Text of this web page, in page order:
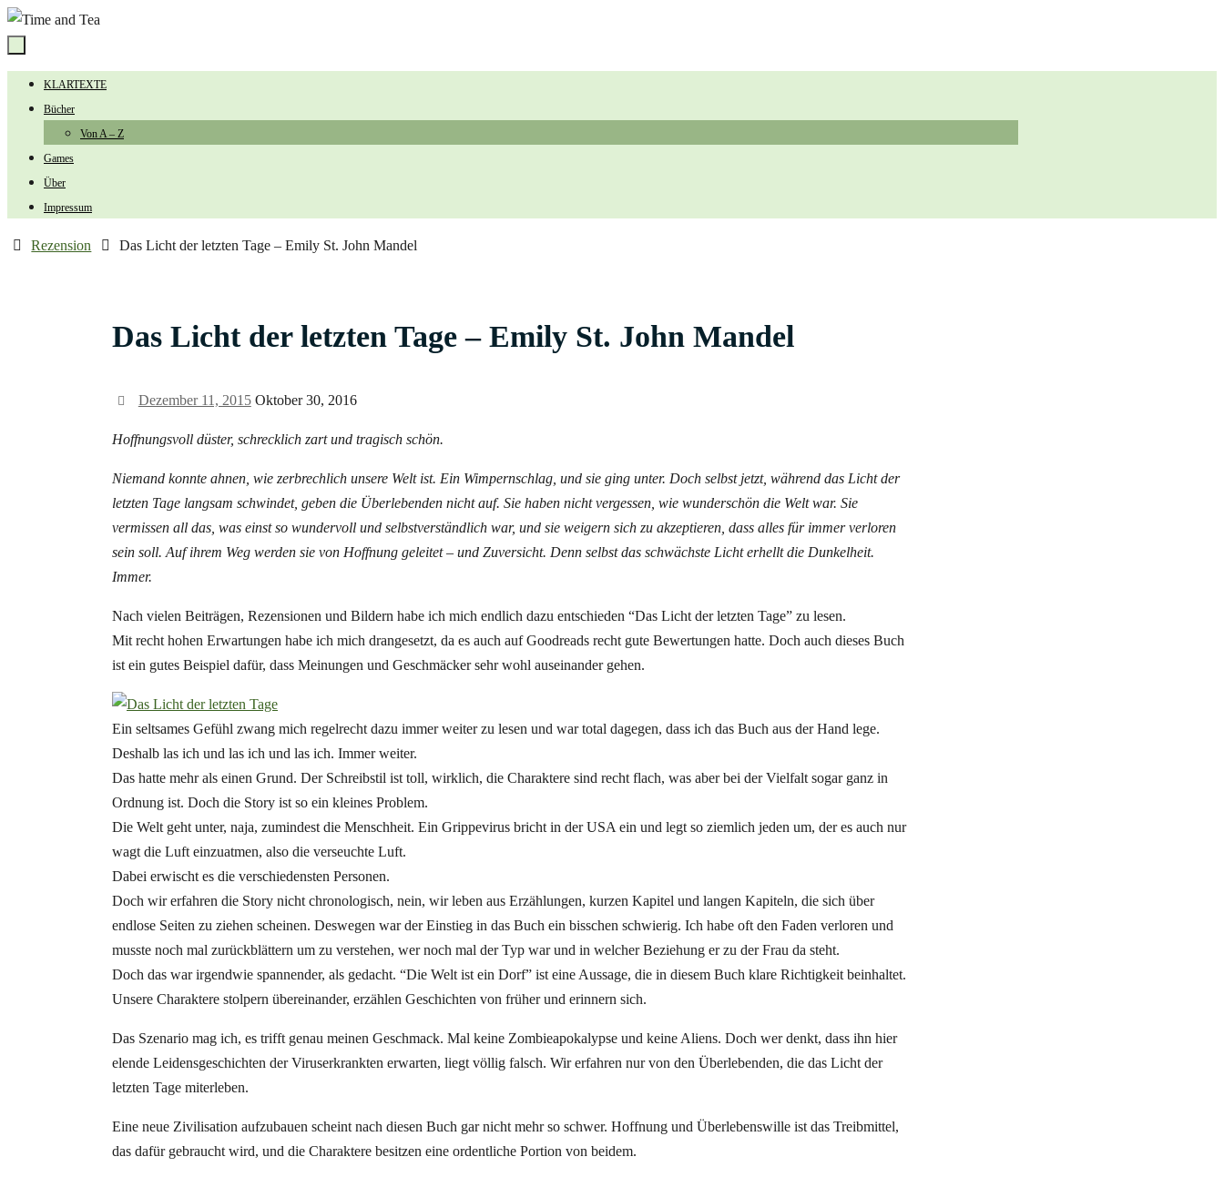
Zum
springen
Zum
Inhalt
KLARTEXTE
Bücher
Von A – Z
Games
Über
Impressum
StartRezension Das Licht der letzten Tage – Emily St. John Mandel
Das Licht der letzten Tage – Emily St. John Mandel
Dezember 11, 2015 Oktober 30, 2016
Hoffnungsvoll düster, schrecklich zart und tragisch schön.
Niemand konnte ahnen, wie zerbrechlich unsere Welt ist. Ein Wimpernschlag, und sie ging unter. Doch selbst jetzt, während das Licht der
letzten Tage langsam schwindet, geben die Überlebenden nicht auf. Sie haben nicht vergessen, wie wunderschön die Welt war. Sie
vermissen all das, was einst so wundervoll und selbstverständlich war, und sie weigern sich zu akzeptieren, dass alles für immer verloren
sein soll. Auf ihrem Weg werden sie von Hoffnung geleitet – und Zuversicht. Denn selbst das schwächste Licht erhellt die Dunkelheit.
Immer.
Nach vielen Beiträgen, Rezensionen und Bildern habe ich mich endlich dazu entschieden “Das Licht der letzten Tage” zu lesen.
Mit recht hohen Erwartungen habe ich mich drangesetzt, da es auch auf Goodreads recht gute Bewertungen hatte. Doch auch dieses Buch
ist ein gutes Beispiel dafür, dass Meinungen und Geschmäcker sehr wohl auseinander gehen.
Ein seltsames Gefühl zwang mich regelrecht dazu immer weiter zu lesen und war total dagegen, dass ich das Buch aus der Hand lege.
Deshalb las ich und las ich und las ich. Immer weiter.
Das hatte mehr als einen Grund. Der Schreibstil ist toll, wirklich, die Charaktere sind recht flach, was aber bei der Vielfalt sogar ganz in
Ordnung ist. Doch die Story ist so ein kleines Problem.
Die Welt geht unter, naja, zumindest die Menschheit. Ein Grippevirus bricht in der USA ein und legt so ziemlich jeden um, der es auch nur
wagt die Luft einzuatmen, also die verseuchte Luft.
Dabei erwischt es die verschiedensten Personen.
Doch wir erfahren die Story nicht chronologisch, nein, wir leben aus Erzählungen, kurzen Kapitel und langen Kapiteln, die sich über
endlose Seiten zu ziehen scheinen. Deswegen war der Einstieg in das Buch ein bisschen schwierig. Ich habe oft den Faden verloren und
musste noch mal zurückblättern um zu verstehen, wer noch mal der Typ war und in welcher Beziehung er zu der Frau da steht.
Doch das war irgendwie spannender, als gedacht. “Die Welt ist ein Dorf” ist eine Aussage, die in diesem Buch klare Richtigkeit beinhaltet.
Unsere Charaktere stolpern übereinander, erzählen Geschichten von früher und erinnern sich.
Das Szenario mag ich, es trifft genau meinen Geschmack. Mal keine Zombieapokalypse und keine Aliens. Doch wer denkt, dass ihn hier
elende Leidensgeschichten der Viruserkrankten erwarten, liegt völlig falsch. Wir erfahren nur von den Überlebenden, die das Licht der
letzten Tage miterleben.
Eine neue Zivilisation aufzubauen scheint nach diesen Buch gar nicht mehr so schwer. Hoffnung und Überlebenswille ist das Treibmittel,
das dafür gebraucht wird, und die Charaktere besitzen eine ordentliche Portion von beidem.